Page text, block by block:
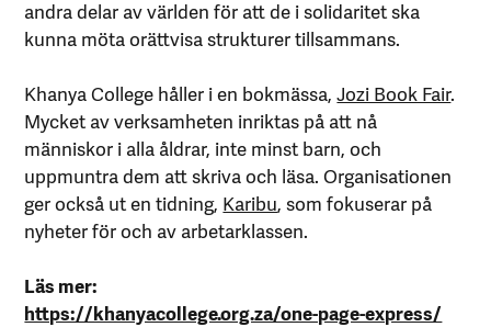
andra delar av världen för att de i solidaritet ska
kunna möta orättvisa strukturer tillsammans.
Khanya College håller i en bokmässa,Jozi Book Fair.
Mycket av verksamheten inriktas på att nå
människor i alla åldrar, inte minst barn, och
uppmuntra dem att skriva och läsa. Organisationen
ger också ut en tidning, Karibu, som fokuserar på
nyheter för och av arbetarklassen.
Läs mer:
https://khanyacollege.org.za/one-page-express/